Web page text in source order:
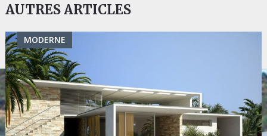
AUTRES ARTICLES
MODERNE